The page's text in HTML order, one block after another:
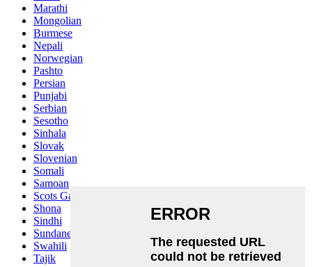
Marathi
Mongolian
Burmese
Nepali
Norwegian
Pashto
Persian
Punjabi
Serbian
Sesotho
Sinhala
Slovak
Slovenian
Somali
Samoan
Scots Gaelic
Shona
Sindhi
Sundanese
Swahili
Tajik